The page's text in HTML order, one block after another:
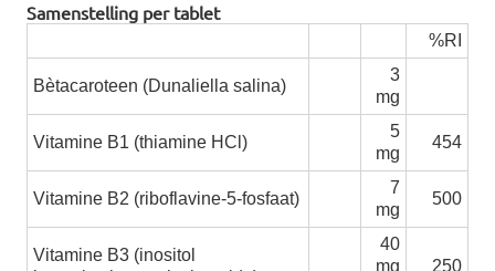
Samenstelling per tablet
%RI
Bètacaroteen (Dunaliella salina)
3
mg
Vitamine B1 (thiamine HCl)
5
mg
454
Vitamine B2 (riboflavine-5-fosfaat)
7
mg
500
Vitamine B3 (inositol
40
mg
250